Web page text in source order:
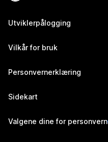
Utviklerpålogging
Vilkår for bruk
Personvernerklæring
Sidekart
Valgene dine for personvern